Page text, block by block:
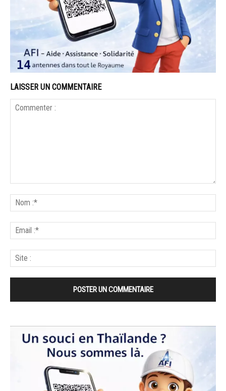
LAISSER UN COMMENTAIRE